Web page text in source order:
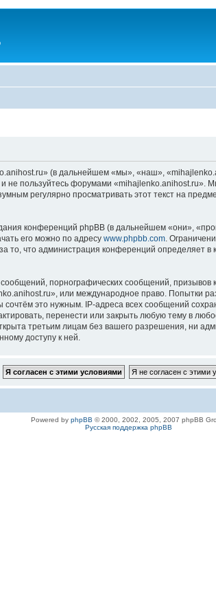
(в дальнейшем «мы», «наш»,
пользуйтесь форумами «mihajlenko.anihost.ru».
регулярно просматривать этот текст на
конференций phpBB (в дальнейшем «они»,
его можно по адресу www.phpbb.com.
то, что администрация конференций определяет
порнографических сообщений,
или международное право. Попытки
это нужным. IP-адреса всех сообщений
перенести или закрыть любую тему в
третьим лицам без вашего разрешения, ни
доступу к ней.
Powered by phpBB © 2000, 2002, 2005, 2007 phpBB
Русская поддержка phpBB